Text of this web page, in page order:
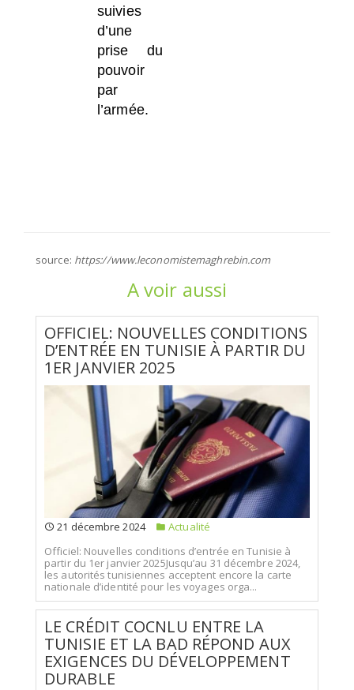
suivies
d’une
prise du
pouvoir
par
l’armée.
source: https://www.leconomistemaghrebin.com
A voir aussi
OFFICIEL: NOUVELLES CONDITIONS
D’ENTRÉE EN TUNISIE À PARTIR DU
1ER JANVIER 2025
21 décembre 2024
Actualité
Officiel: Nouvelles conditions d’entrée en Tunisie à
partir du 1er janvier 2025Jusqu’au 31 décembre 2024,
les autorités tunisiennes acceptent encore la carte
nationale d’identité pour les voyages orga...
LE CRÉDIT COCNLU ENTRE LA
TUNISIE ET LA BAD RÉPOND AUX
EXIGENCES DU DÉVELOPPEMENT
DURABLE